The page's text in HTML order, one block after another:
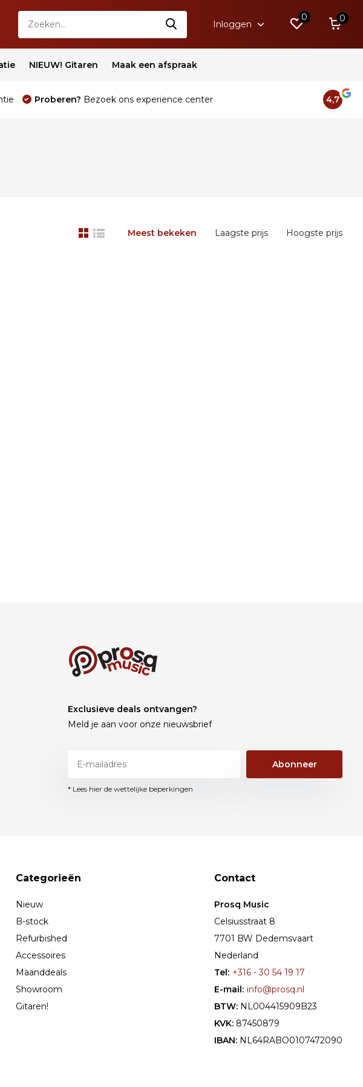
Inloggen
0 0
NIEUW! Gitaren Maak een afspraak
Proberen? Bezoek ons experience center 4,7
Meest bekeken Laagste prijs Hoogste prijs
Exclusieve deals ontvangen?
Meld je aan voor onze nieuwsbrief
Abonneer
* Lees hier de wettelijke beperkingen
Categorieën
Nieuw
B-stock
Refurbished
Accessoires
Maanddeals
Showroom
Gitaren!
Contact
Prosq Music
Celsiusstraat 8
7701 BW Dedemsvaart
Nederland
Tel: +316 - 30 54 19 17
E-mail: info@prosq.nl
BTW: NL004415909B23
KVK: 87450879
IBAN: NL64RABO0107472090